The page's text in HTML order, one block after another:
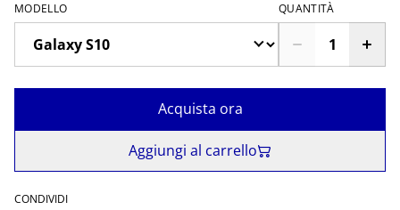
MODELLO QUANTITÀ
Acquista ora
Aggiungi al carrello
CONDIVIDI